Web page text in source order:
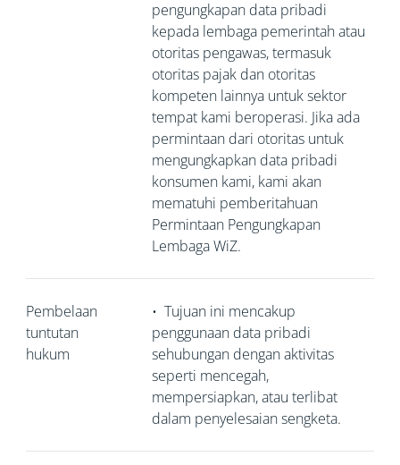
pengungkapan data pribadi
kepada lembaga pemerintah atau
otoritas pengawas, termasuk
otoritas pajak dan otoritas
kompeten lainnya untuk sektor
tempat kami beroperasi. Jika ada
permintaan dari otoritas untuk
mengungkapkan data pribadi
konsumen kami, kami akan
mematuhi pemberitahuan
Permintaan Pengungkapan
Lembaga WiZ.
Pembelaan
tuntutan
hukum
• Tujuan ini mencakup
penggunaan data pribadi
sehubungan dengan aktivitas
seperti mencegah,
mempersiapkan, atau terlibat
dalam penyelesaian sengketa.